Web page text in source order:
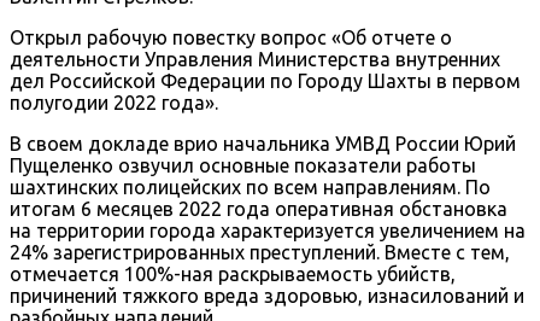
Открыл рабочую повестку вопрос «Об отчете о
деятельности Управления Министерства внутренних
дел Российской Федерации по Городу Шахты в первом
полугодии 2022 года».
В своем докладе врио начальника УМВД России Юрий
Пущеленко озвучил основные показатели работы
шахтинских полицейских по всем направлениям. По
итогам 6 месяцев 2022 года оперативная обстановка
на территории города характеризуется увеличением на
24% зарегистрированных преступлений. Вместе с тем,
отмечается 100%-ная раскрываемость убийств,
причинений тяжкого вреда здоровью, изнасилований и